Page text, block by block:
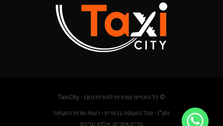
© כל הזכויות שמורות למוניות נתבג - TaxiCity
נתב"ג - נמל התעופה בן גוריון - רשות שדות התעופה
בניית אתרים: אלפא נטיקס